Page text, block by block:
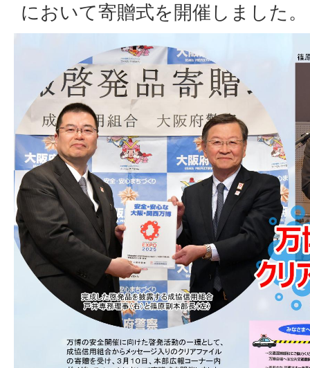
において寄贈式を開催しました。